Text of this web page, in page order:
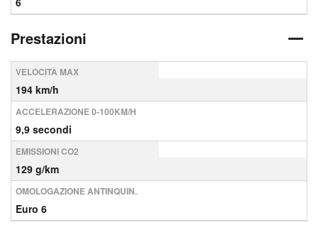
Prestazioni
VELOCITÀ MAX
194 km/h
ACCELERAZIONE 0-100KM/H
9,9 secondi
EMISSIONI CO2
129 g/km
OMOLOGAZIONE ANTINQUIN.
Euro 6